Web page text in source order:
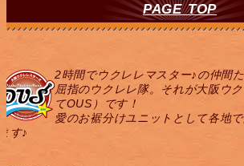
PAGE TOP
2時間でウクレレマスター♪の仲間
屈指のウクレレ隊。それが大阪ウ
てOUS）です！
愛のお裾分けユニットとして各地
す♪